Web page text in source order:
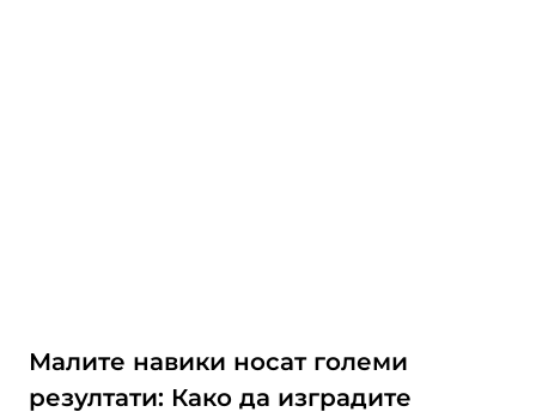
Малите навики носат големи
резултати: Како да изградите